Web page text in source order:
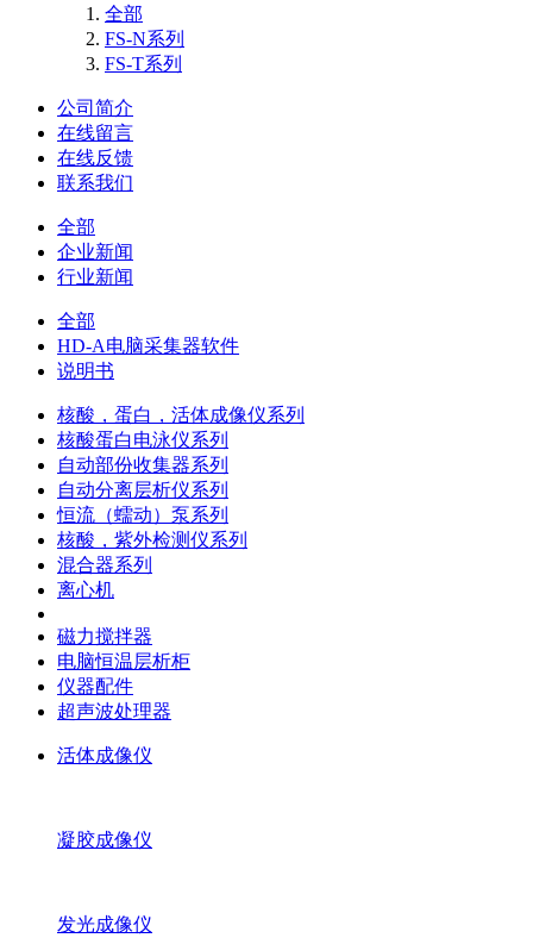
全部
FS-N系列
FS-T系列
公司简介
在线留言
在线反馈
联系我们
全部
企业新闻
行业新闻
全部
HD-A电脑采集器软件
说明书
核酸，蛋白，活体成像仪系列
核酸蛋白电泳仪系列
自动部份收集器系列
自动分离层析仪系列
恒流（蠕动）泵系列
核酸，紫外检测仪系列
混合器系列
离心机
磁力搅拌器
电脑恒温层析柜
仪器配件
超声波处理器
活体成像仪
凝胶成像仪
发光成像仪